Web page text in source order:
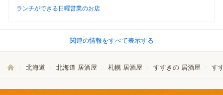
ランチができる日曜営業のお店
関連の情報をすべて表示する
北海道 北海道 居酒屋 札幌 居酒屋 すすきの 居酒屋 す